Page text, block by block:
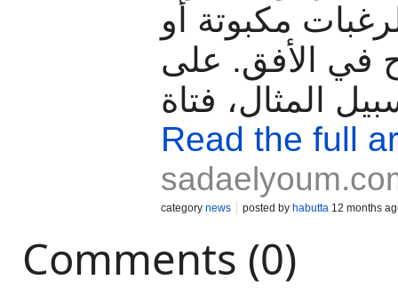
مكبوتة أو
في الأفق. على
المثال، فتاة
Read the full
category news posted by habutta 12 months
Comments (0)